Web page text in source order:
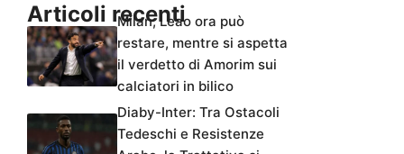
Articoli recenti
Milan, Leao ora può
restare, mentre si aspetta
il verdetto di Amorim sui
calciatori in bilico
Diaby-Inter: Tra Ostacoli
Tedeschi e Resistenze